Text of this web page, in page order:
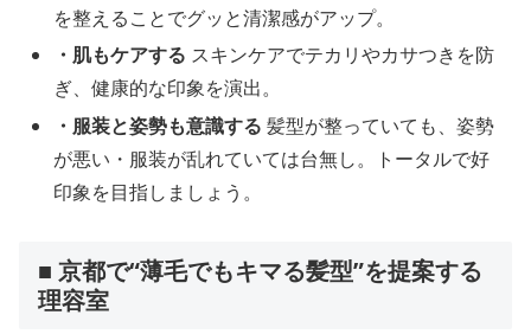
を整えることでグッと清潔感がアップ。
・肌もケアする スキンケアでテカリやカサつきを防
ぎ、健康的な印象を演出。
・服装と姿勢も意識する 髪型が整っていても、姿勢
が悪い・服装が乱れていては台無し。トータルで好
印象を目指しましょう。
■ 京都で“薄毛でもキマる髪型”を提案する
理容室